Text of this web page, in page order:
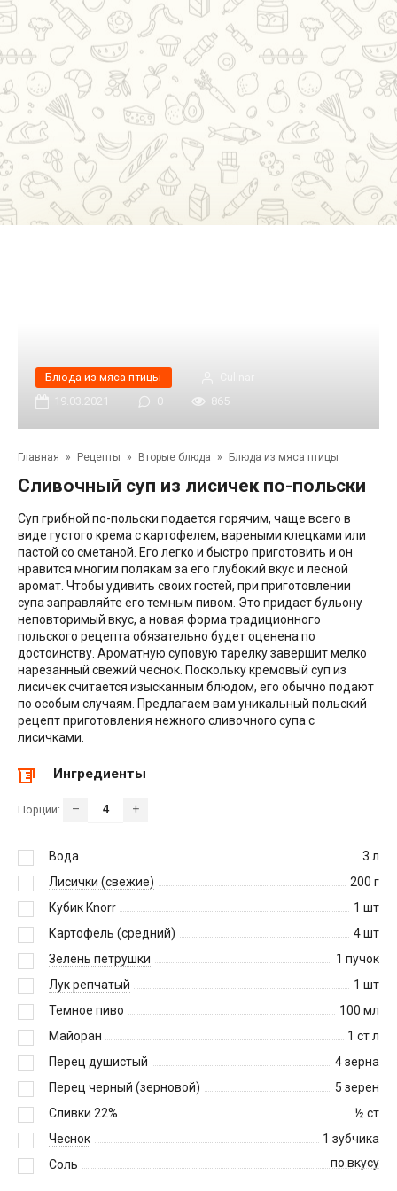
Блюда из мяса птицы
19.03.2021
0 865
Главная » Рецепты » Вторые блюда » Блюда из мяса птицы
Сливочный суп из лисичек по-польски
Суп грибной по-польски подается горячим, чаще всего в
виде густого крема с картофелем, вареными клецками или
пастой со сметаной. Его легко и быстро приготовить и он
нравится многим полякам за его глубокий вкус и лесной
аромат. Чтобы удивить своих гостей, при приготовлении
супа заправляйте его темным пивом. Это придаст бульону
неповторимый вкус, а новая форма традиционного
польского рецепта обязательно будет оценена по
достоинству. Ароматную суповую тарелку завершит мелко
нарезанный свежий чеснок. Поскольку кремовый суп из
лисичек считается изысканным блюдом, его обычно подают
по особым случаям. Предлагаем вам уникальный польский
рецепт приготовления нежного сливочного супа с
лисичками.
Ингредиенты
Порции: – +
Вода 3 л
Лисички (свежие)
200 г
Кубик Knorr
1 шт
Картофель (средний)
4шт
Зелень петрушки
1 пучок
Лук репчатый
1 шт
Темное пиво
100 мл
Майоран
1 ст л
Перец душистый
4зерна
Перец черный (зерновой)
5 зерен
Сливки 22%
½ ст
Чеснок
1 зубчика
Соль
по вкусу